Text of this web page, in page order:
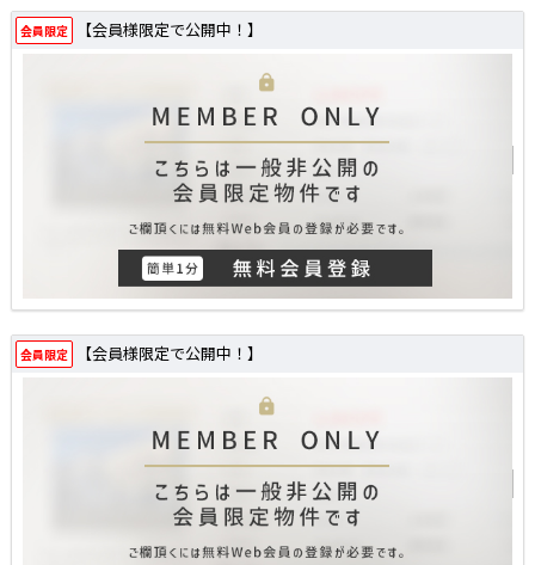
会員限定 【会員様限定で公開中！】
会員限定 【会員様限定で公開中！】